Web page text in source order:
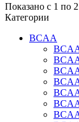
Показано с 1 по
Категории
BCAA